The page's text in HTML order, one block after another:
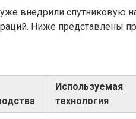
внедрили спутниковую
Ниже представлены
Используемая
технология